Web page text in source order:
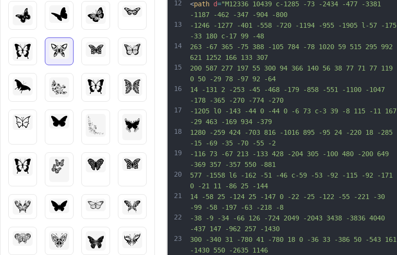
12
13
14
15
16
17
18
19
20
21
22
23
<path d="M12336 10439 c-1285 -73 -2434 -477 -3381
-1187 -462 -347 -904 -800
-1246 -1277 -401 -558 -720 -1194 -955 -1905 l-57 -175
-33 180 c-17 99 -48
263 -67 365 -75 388 -105 784 -78 1020 59 515 295 992
621 1252 166 133 307
200 587 277 197 55 300 94 366 140 56 38 77 71 77 119
0 50 -29 78 -97 92 -64
14 -131 2 -253 -45 -468 -179 -858 -551 -1100 -1047
-178 -365 -270 -774 -270
-1205 l0 -143 -44 0 -44 0 -6 73 c-3 39 -8 115 -11 167
-29 463 -169 934 -379
1280 -259 424 -703 816 -1016 895 -95 24 -220 18 -285
-15 -69 -35 -70 -55 -2
-116 73 -67 213 -133 428 -204 305 -100 480 -200 649
-369 357 -357 550 -881
577 -1558 l6 -162 -51 -46 c-59 -53 -92 -115 -92 -171
0 -21 11 -86 25 -144
14 -58 25 -124 25 -147 0 -22 -25 -122 -55 -221 -30
-99 -58 -197 -63 -218 -8
-38 -9 -34 -66 126 -724 2049 -2043 3438 -3836 4040
-437 147 -962 257 -1430
300 -340 31 -780 41 -780 18 0 -36 33 -386 50 -543 161
-1430 550 -2635 1146